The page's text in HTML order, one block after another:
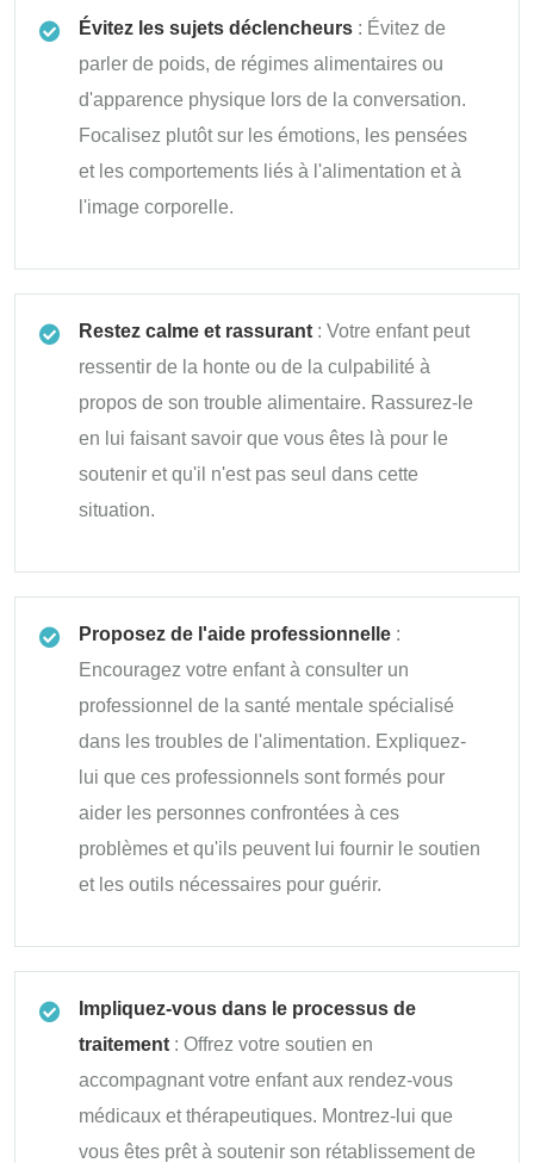
Évitez les sujets déclencheurs : Évitez de
parler de poids, de régimes alimentaires ou
d'apparence physique lors de la conversation.
Focalisez plutôt sur les émotions, les pensées
et les comportements liés à l'alimentation et à
l'image corporelle.
Restez calme et rassurant : Votre enfant peut
ressentir de la honte ou de la culpabilité à
propos de son trouble alimentaire. Rassurez-le
en lui faisant savoir que vous êtes là pour le
soutenir et qu'il n'est pas seul dans cette
situation.
Proposez de l'aide professionnelle :
Encouragez votre enfant à consulter un
professionnel de la santé mentale spécialisé
dans les troubles de l'alimentation. Expliquez-
lui que ces professionnels sont formés pour
aider les personnes confrontées à ces
problèmes et qu'ils peuvent lui fournir le soutien
et les outils nécessaires pour guérir.
Impliquez-vous dans le processus de
traitement : Offrez votre soutien en
accompagnant votre enfant aux rendez-vous
médicaux et thérapeutiques. Montrez-lui que
vous êtes prêt à soutenir son rétablissement de